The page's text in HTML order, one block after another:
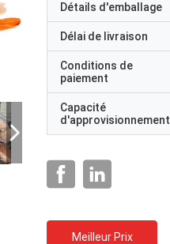
Détails d'emballage
Délai de livraison
Conditions de
paiement
Capacité
d'approvisionnement
Meilleur Prix